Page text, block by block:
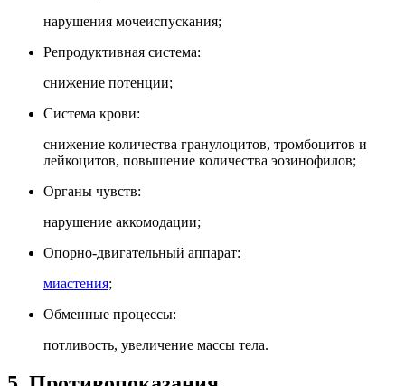
нарушения мочеиспускания;
Репродуктивная система:
снижение потенции;
Система крови:
снижение количества гранулоцитов, тромбоцитов и
лейкоцитов, повышение количества эозинофилов;
Органы чувств:
нарушение аккомодации;
Опорно-двигательный аппарат:
миастения;
Обменные процессы:
потливость, увеличение массы тела.